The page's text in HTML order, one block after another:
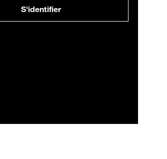
S'identifier